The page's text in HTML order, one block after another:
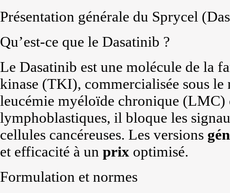
Présentation générale du Sprycel
Qu’est-ce que le Dasatinib ?
Le Dasatinib est une molécule de la
kinase (TKI), commercialisée sous
leucémie myéloïde chronique (LMC)
lymphoblastiques, il bloque les
cellules cancéreuses. Les versions
et efficacité à un prix optimisé.
Formulation et normes